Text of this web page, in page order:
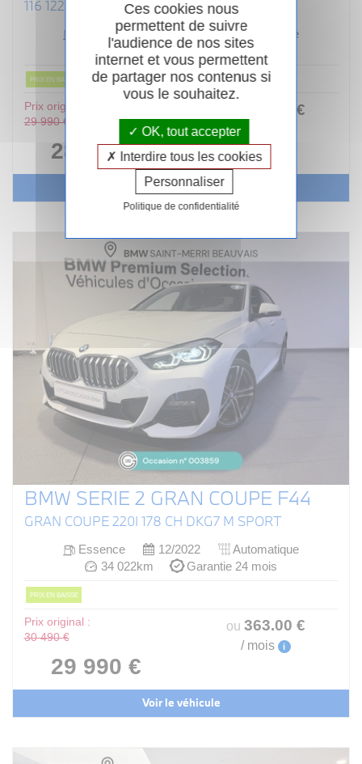
116 122 CH DKG7 M SPORT DESIGN
Essence 11/2024
Automatique
22 000km
Garantie 24 mois
PRIX EN BAISSE
Prix original :
29 990 €
28 490 €
€
/ mois
Voir le véhicule
BMW SERIE 2 GRAN COUPE F44
GRAN COUPE 220I 178 CH DKG7 M SPORT
Essence 12/2022
Automatique
34 022km
Garantie 24 mois
PRIX EN BAISSE
Prix original :
30 490 €
29 990 €
ou 363.00 €
/ mois i
Voir le véhicule
Ces cookies nous
permettent de suivre
l'audience de nos sites
internet et vous permettent
de partager nos contenus si
vous le souhaitez.
OK, tout accepter
Interdire tous les cookies
Personnaliser
Politique de confidentialité